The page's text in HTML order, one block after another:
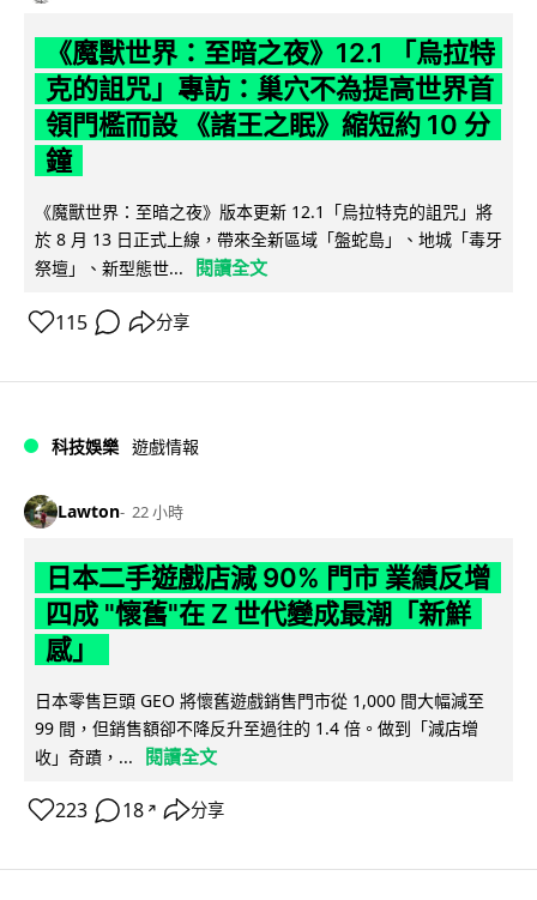
《魔獸世界：至暗之夜》12.1 「烏拉特
克的詛咒」專訪：巢穴不為提高世界首
領門檻而設 《諸王之眠》縮短約 10 分
鐘
《魔獸世界：至暗之夜》版本更新 12.1「烏拉特克的詛咒」將
於 8 月 13 日正式上線，帶來全新區域「盤蛇島」、地城「毒牙
祭壇」、新型態世...
閱讀全文
115 分享
科技娛樂 遊戲情報
Lawton 22 小時
日本二手遊戲店減 90% 門市 業績反增
四成 "懷舊"在 Z 世代變成最潮「新鮮
感」
日本零售巨頭 GEO 將懷舊遊戲銷售門市從 1,000 間大幅減至
99 間，但銷售額卻不降反升至過往的 1.4 倍。做到「減店增
收」奇蹟，...
閱讀全文
223 18 ↗ 分享